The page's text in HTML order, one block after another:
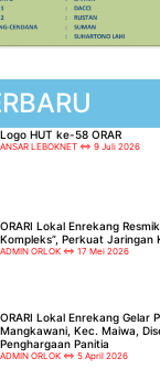
Logo HUT ke-58 ORAR
ANSAR LEBOKNET 9 Juli 2026
ORARI Lokal Enrekang
Kompleks”, Perkuat Jaringan
ADMIN ORLOK 17 Mei 2026
ORARI Lokal Enrekang Gelar
Mangkawani, Kec. Maiwa,
Penghargaan Panitia
ADMIN ORLOK 5 April 2026